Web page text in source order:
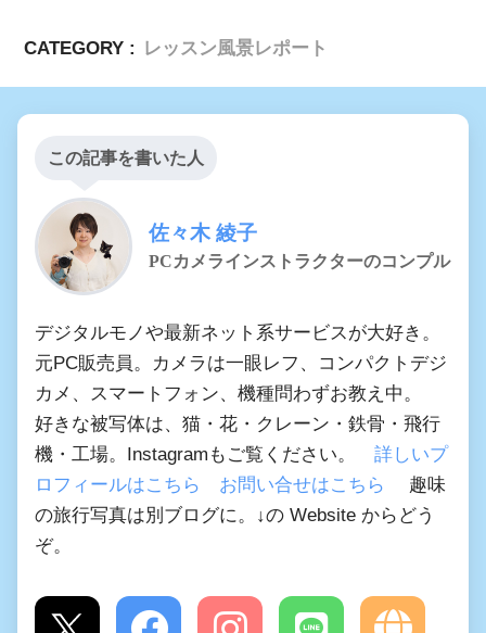
CATEGORY : レッスン風景レポート
この記事を書いた人
佐々木 綾子
PCカメラインストラクターのコンプル
デジタルモノや最新ネット系サービスが大好き。
元PC販売員。カメラは一眼レフ、コンパクトデジ
カメ、スマートフォン、機種問わずお教え中。
好きな被写体は、猫・花・クレーン・鉄骨・飛行
機・工場。Instagramもご覧ください。 詳しいプ
ロフィールはこちら
お問い合せはこちら
趣味
の旅行写真は別ブログに。↓の Website からどう
ぞ。